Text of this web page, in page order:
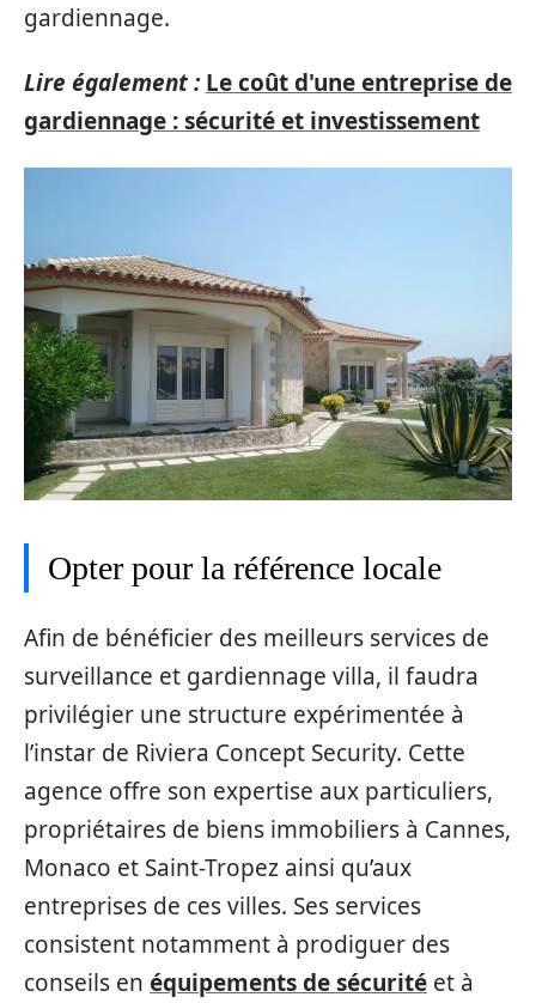
gardiennage.
Lire également : Le coût d'une entreprise de
gardiennage : sécurité et investissement
Opter pour la référence locale
Afin de bénéficier des meilleurs services de
surveillance et gardiennage villa, il faudra
privilégier une structure expérimentée à
l’instar de Riviera Concept Security. Cette
agence offre son expertise aux particuliers,
propriétaires de biens immobiliers à Cannes,
Monaco et Saint-Tropez ainsi qu’aux
entreprises de ces villes. Ses services
consistent notamment à prodiguer des
conseils en équipements de sécurité et à